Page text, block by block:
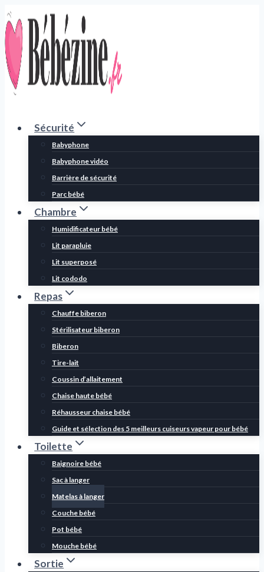
Aller
au
contenu
Sécurité
Babyphone
Babyphone vidéo
Barrière de sécurité
Parc bébé
Chambre
Humidificateur bébé
Lit parapluie
Lit superposé
Lit cododo
Repas
Chauffe biberon
Stérilisateur biberon
Biberon
Tire-lait
Coussin d’allaitement
Chaise haute bébé
Réhausseur chaise bébé
Guide et sélection des 5 meilleurs cuiseurs vapeur pour bébé
Toilette
Baignoire bébé
Sac à langer
Matelas à langer
Couche bébé
Pot bébé
Mouche bébé
Sortie